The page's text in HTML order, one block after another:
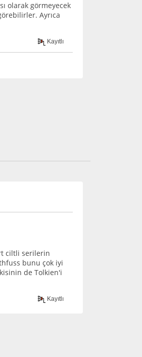
olarak görmeyecek
Ayrıca
Kayıtlı
ciltli serilerin
bunu çok iyi
de Tolkien'i
Kayıtlı